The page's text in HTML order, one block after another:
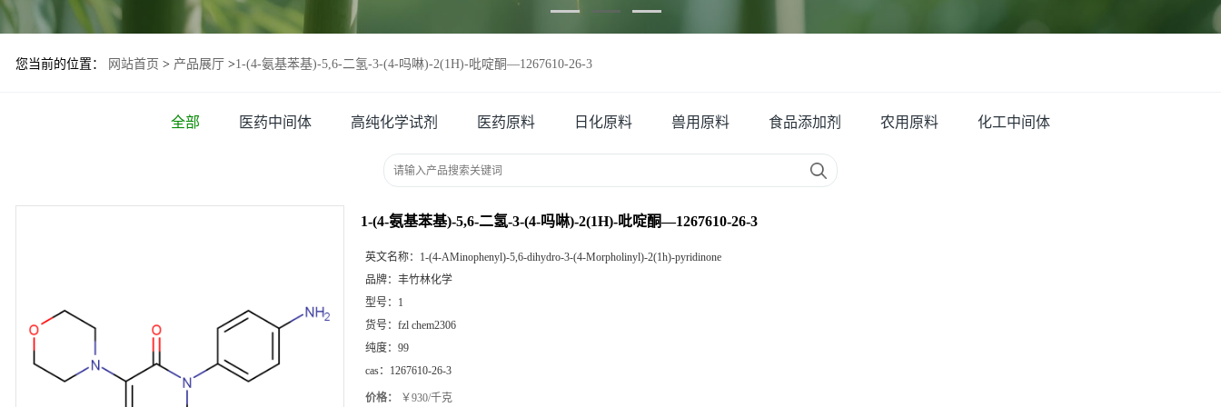
您当前的位置： 网站首页 > 产品展厅 >1-(4-氨基苯基)-5,6-二氢-3-(4-吗啉)-2(1H)-吡啶酮—1267610-26-3
全部 医药中间体 高纯化学试剂 医药原料 日化原料 兽用原料 食品添加剂 农用原料 化工中间体
1-(4-氨基苯基)-5,6-二氢-3-(4-吗啉)-2(1H)-吡啶酮—1267610-26-3
英文名称： 1-(4-AMinophenyl)-5,6-dihydro-3-(4-Morpholinyl)-2(1h)-pyridinone
品牌： 丰竹林化学
型号： 1
货号： fzl chem2306
纯度： 99
cas： 1267610-26-3
价格： ￥930/千克